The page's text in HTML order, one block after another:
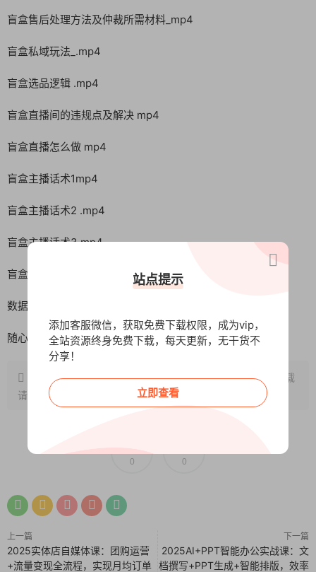
盲盒售后处理方法及仲裁所需材料_mp4
盲盒私域玩法_.mp4
盲盒选品逻辑 .mp4
盲盒直播间的违规点及解决 mp4
盲盒直播怎么做 mp4
盲盒主播话术1mp4
盲盒主播话术2 .mp4
盲盒主播话术3 mp4
盲盒主播话术4 mp4
数据机制 mp4
随心推灵活运用 ,mp4
原文链接：http://www.wangxunke.cn/fy/12419.html
，转载
请注明出处~~~
0 0
上一篇
2025实体店自媒体课：团购运营
+流量变现全流程，实现月均订单
下一篇
2025AI+PPT智能办公实战课：文
档撰写+PPT生成+智能排版，效率
站点提示
添加客服微信，获取免费下载权限，成为vip，
全站资源终身免费下载，每天更新，无干货不
分享！
立即查看